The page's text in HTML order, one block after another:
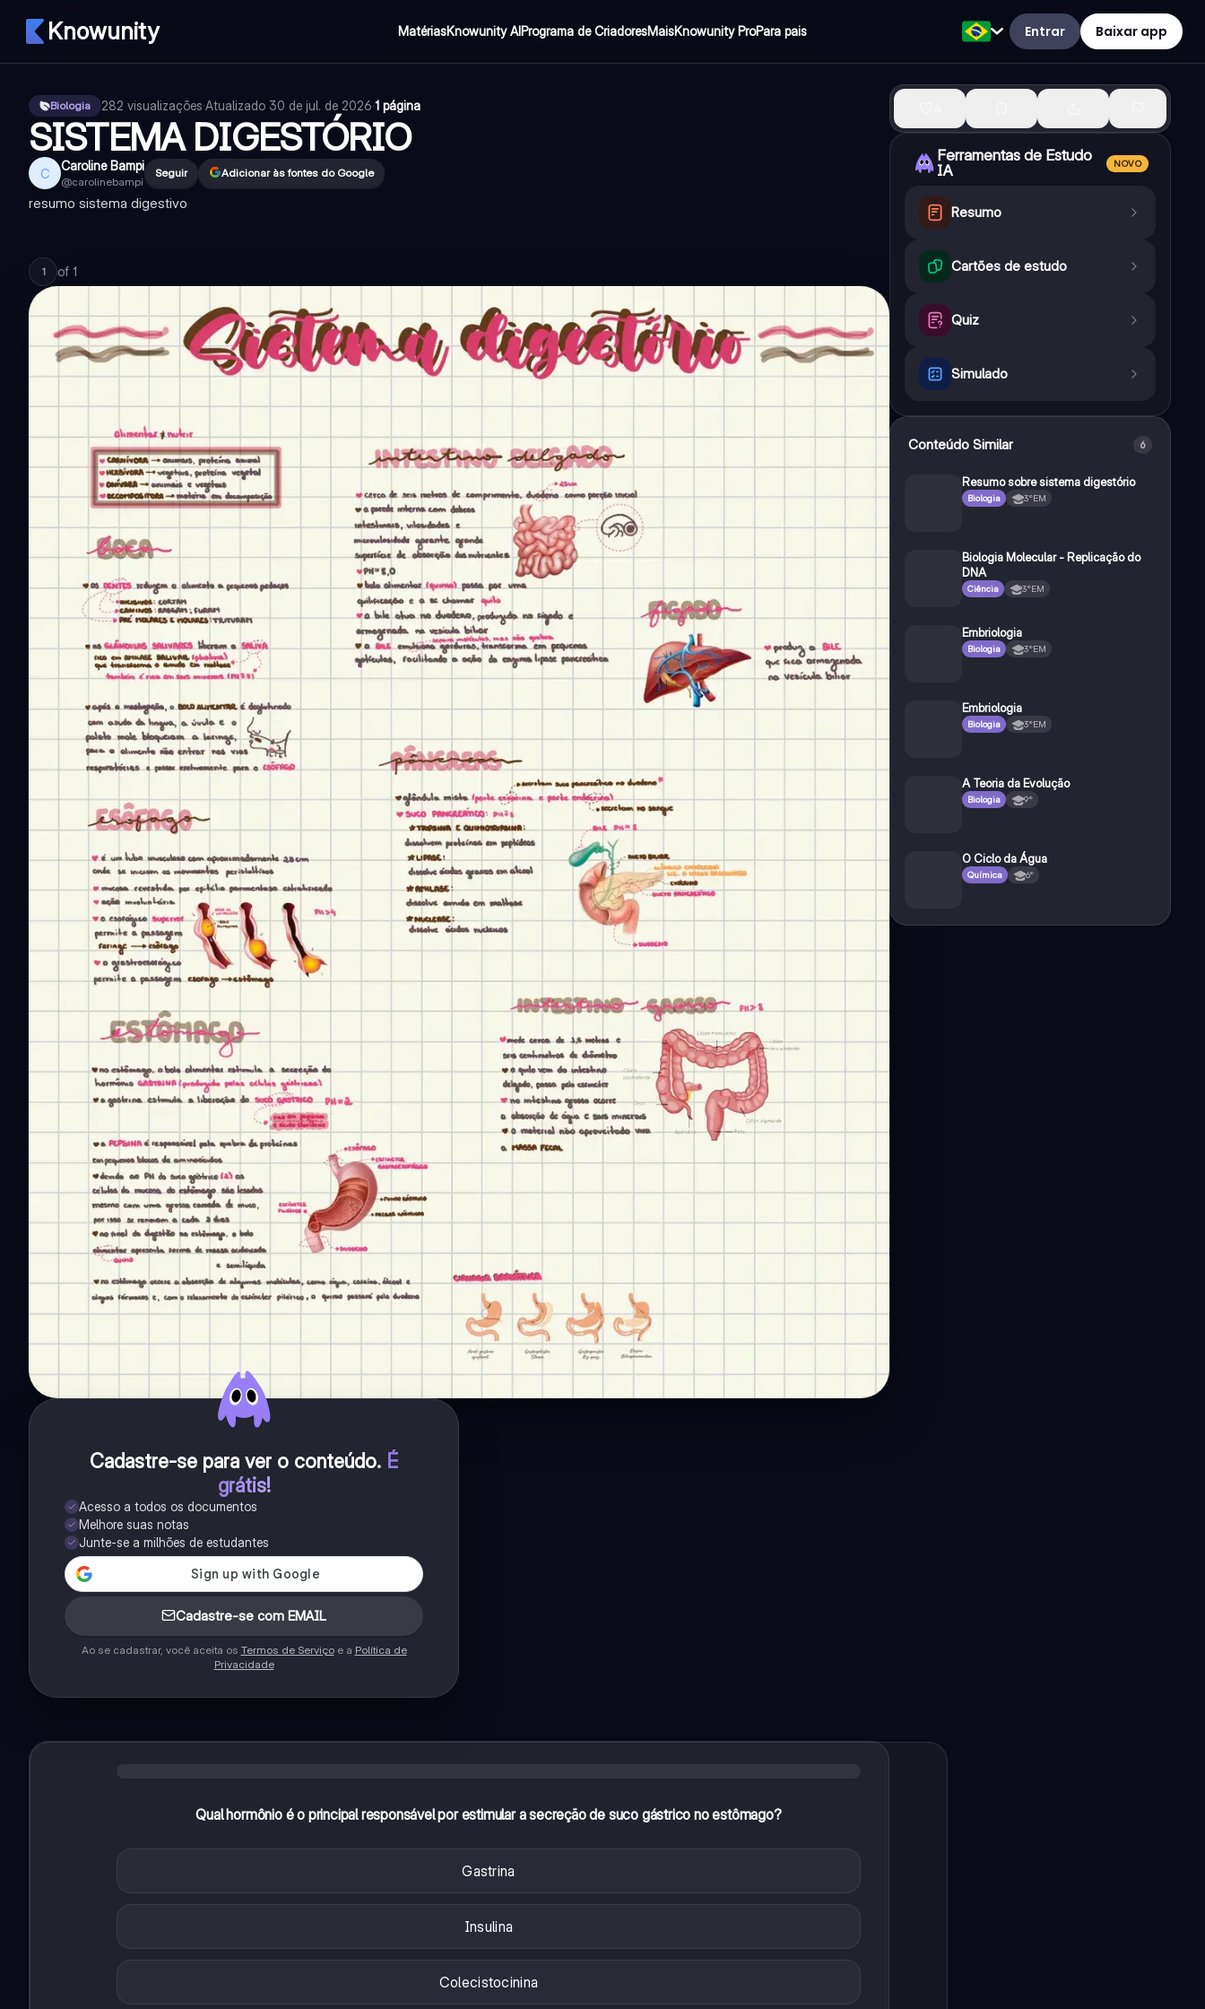
Knowunity MatériasKnowunity AIPrograma de CriadoresMaisKnowunity ProPara pais Entrar Baixar app
Biologia 282 visualizações·Atualizado 30 de jul. de 2026·1 página
SISTEMA DIGESTÓRIO
C Caroline Bampi
@carolinebampi
Seguir Adicionar às fontes do Google
resumo sistema digestivo
1 of 1
Cadastre-se para ver o conteúdo. É
grátis!
Acesso a todos os documentos
Melhore suas notas
Junte-se a milhões de estudantes
Cadastre-se com EMAIL
Ao se cadastrar, você aceita os Termos de Serviçoe a Política de
Privacidade
Qual hormônio é o principal responsável por estimular a secreção de suco gástrico no estômago?
Gastrina
Insulina
Colecistocinina
Ferramentas de Estudo
IA
NOVO
Resumo
Cartões de estudo
Quiz
Simulado
Conteúdo Similar 6
Resumo sobre sistema digestório
Biologia 3°EM
Biologia Molecular - Replicação do
DNA
Ciência 3°EM
Embriologia
Biologia 3°EM
Embriologia
Biologia 3°EM
A Teoria da Evolução
Biologia 9°
O Ciclo da Água
Química 6°